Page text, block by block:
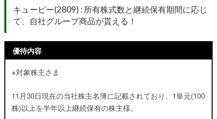
キューピー(2809) : 所有株式数と継続保有期間に応じ
て、自社グループ商品が貰える！
優待内容
※対象株主さま
11月30日現在の当社株主名簿に記載されており、1単元(100
株)以上を半年以上継続保有の株主様。